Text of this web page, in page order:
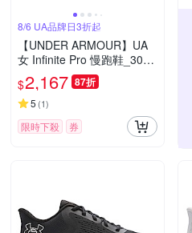
8/6 UA品牌日3折起
【UNDER ARMOUR】UA
女 Infinite Pro 慢跑鞋_3027
200-100
$2,167 87折
5 (1)
限時下殺 券